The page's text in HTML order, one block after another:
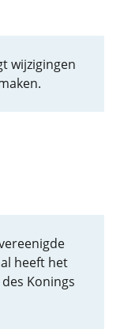
wijzigingen
heeft het
Konings